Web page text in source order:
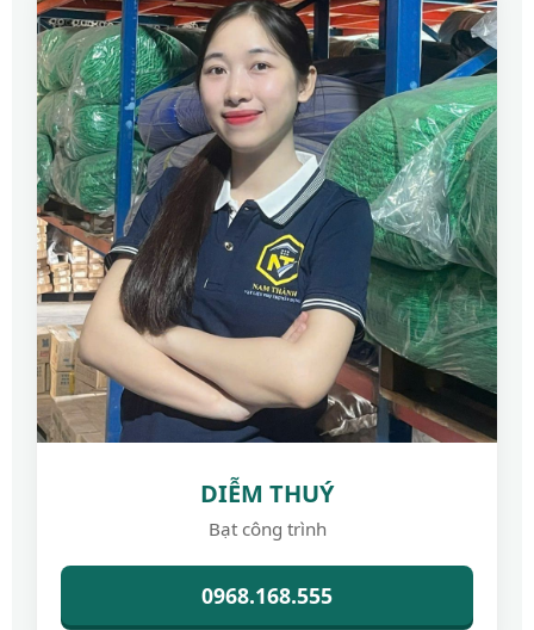
DIỄM THUÝ
Bạt công trình
0968.168.555